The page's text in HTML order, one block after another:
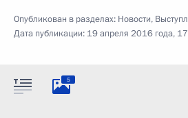
Опубликован в разделах: Новости,
Дата публикации: 19 апреля 2016 года,
5